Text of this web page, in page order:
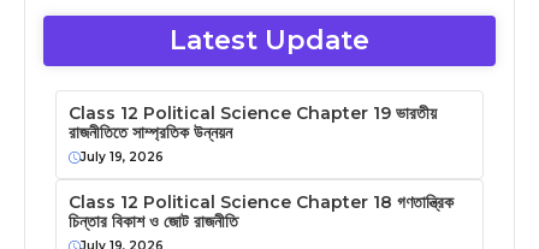
Latest Update
Class 12 Political Science Chapter 19 ভারতীয়
রাজনীতিতে সাম্প্রতিক উন্নয়ন
July 19, 2026
Class 12 Political Science Chapter 18 গণতান্ত্রিক
চিন্তার বিকাশ ও জোট রাজনীতি